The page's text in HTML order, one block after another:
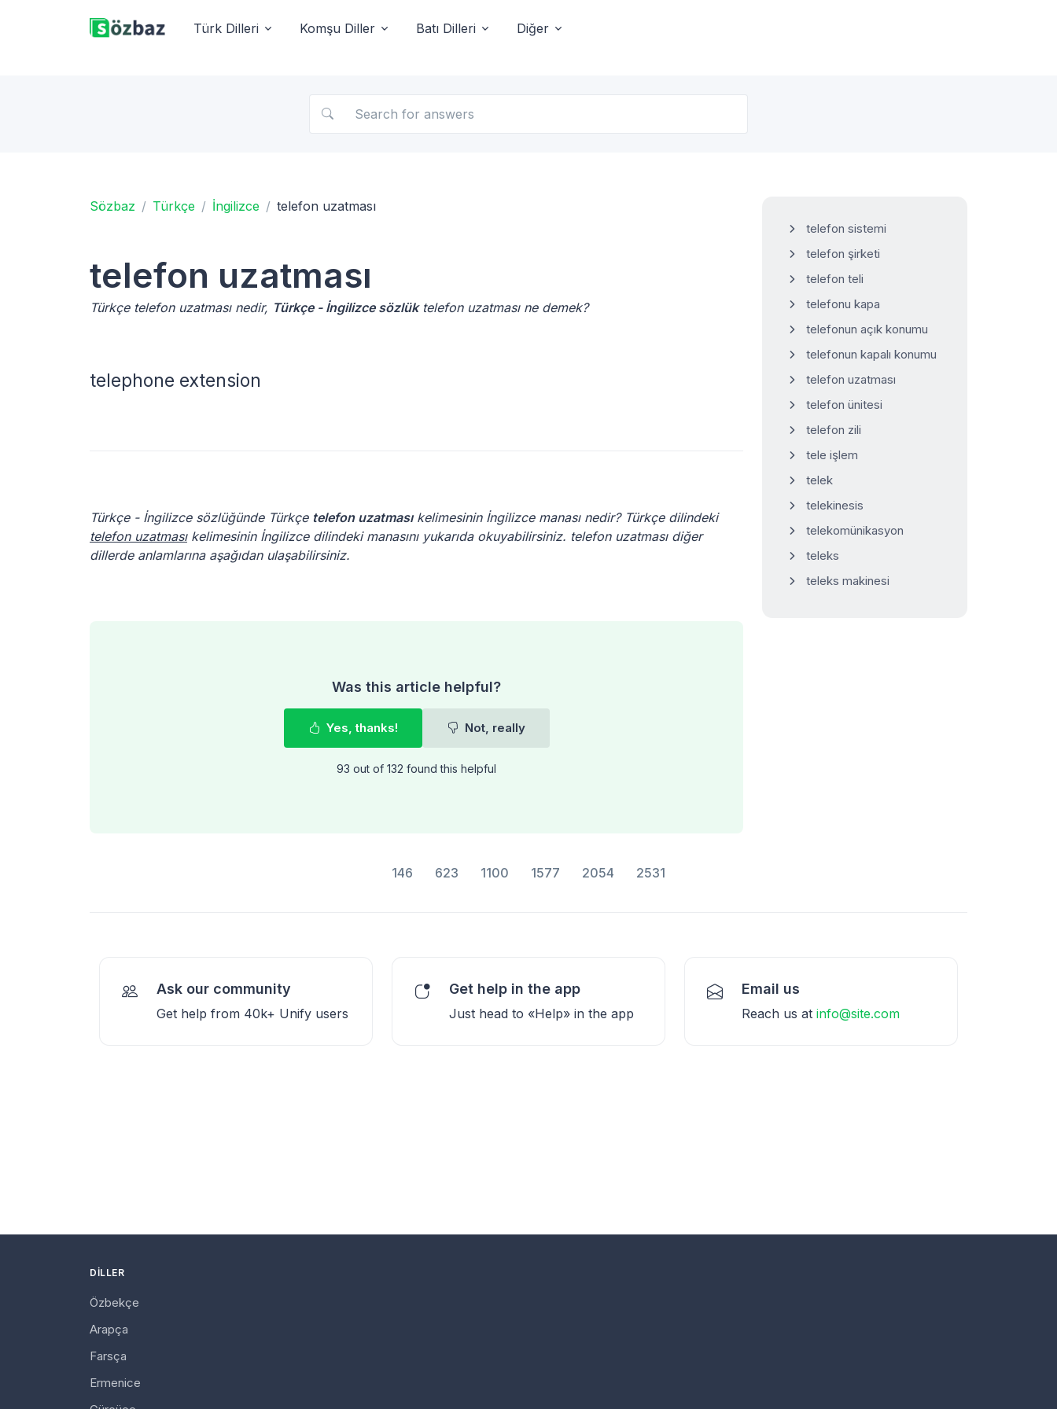
Türk Dilleri Komşu Diller Batı Dilleri Diğer
Sözbaz Türkçe İngilizce telefon uzatması
telefon uzatması
Türkçe telefon uzatması nedir, Türkçe - İngilizce sözlüktelefon uzatması ne demek?
telephone extension
Türkçe - İngilizce sözlüğünde Türkçe telefon uzatmasıkelimesinin İngilizce manası nedir? Türkçe dilindeki
telefon uzatmasıkelimesinin İngilizce dilindeki manasını yukarıda okuyabilirsiniz. telefon uzatması diğer
dillerde anlamlarına aşağıdan ulaşabilirsiniz.
Was this article helpful?
Yes, thanks! Not, really
93 out of 132 found this helpful
telefon sistemi
telefon şirketi
telefon teli
telefonu kapa
telefonun açık konumu
telefonun kapalı konumu
telefon uzatması
telefon ünitesi
telefon zili
tele işlem
telek
telekinesis
telekomünikasyon
teleks
teleks makinesi
146 623 1100 1577 2054 2531
Ask our community
Get help from 40k+ Unify users
Get help in the app
Just head to «Help» in the app
Email us
Reach us at info@site.com
DILLER
Özbekçe
Arapça
Farsça
Ermenice